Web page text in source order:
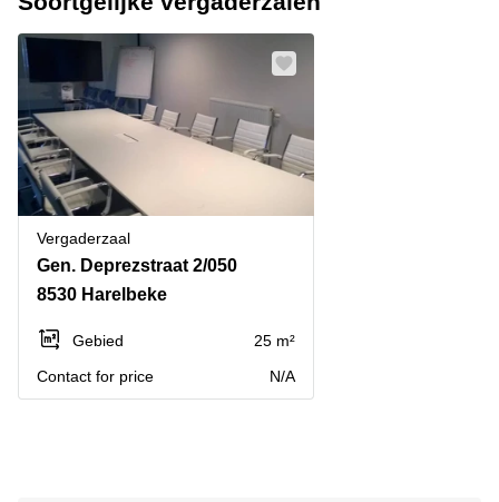
Vergaderzaal
Gen. Deprezstraat 2/050
8530 Harelbeke
Gebied
25 m²
Contact for price
N/A